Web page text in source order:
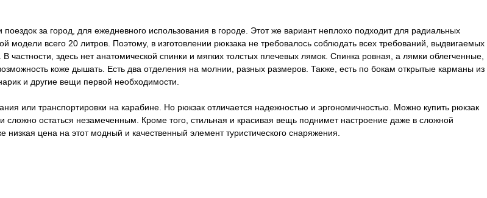
за город, для ежедневного использования в городе. Этот же вариант неплохо подходит для радиальных
всего 20 литров. Поэтому, в изготовлении рюкзака не требовалось соблюдать всех требований, выдвигаемых
здесь нет анатомической спинки и мягких толстых плечевых лямок. Спинка ровная, а лямки облегченные,
коже дышать. Есть два отделения на молнии, разных размеров. Также, есть по бокам открытые карманы из
и другие вещи первой необходимости.
или транспортировки на карабине. Но рюкзак отличается надежностью и эргономичностью. Можно купить рюкзак
остаться незамеченным. Кроме того, стильная и красивая вещь поднимет настроение даже в сложной
цена на этот модный и качественный элемент туристического снаряжения.